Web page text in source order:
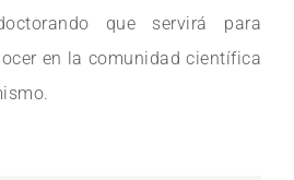
que servirá para
en la comunidad científica